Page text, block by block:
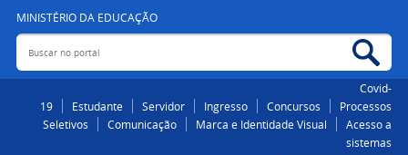
MINISTÉRIO DA EDUCAÇÃO
Buscar no portal
Covid-
19
Estudante Servidor Ingresso Concursos
Processos
Seletivos
Comunicação Marca e Identidade Visual
Acesso a
sistemas